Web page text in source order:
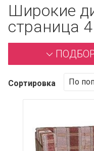
Широкие
страница 4
Сортировка